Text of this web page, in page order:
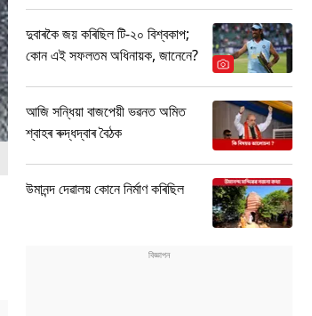
দুবাৰকৈ জয় কৰিছিল টি-২০ বিশ্বকাপ;
কোন এই সফলতম অধিনায়ক, জানেনে?
আজি সন্ধিয়া বাজপেয়ী ভৱনত অমিত
শ্বাহৰ ৰুদ্ধদ্বাৰ বৈঠক
উমানন্দ দেৱালয় কোনে নিৰ্মাণ কৰিছিল